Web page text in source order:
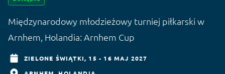
Międzynarodowy młodzieżowy turniej piłkarski w
Arnhem, Holandia: Arnhem Cup
ZIELONE ŚWIĄTKI, 15 - 16 MAJ 2027